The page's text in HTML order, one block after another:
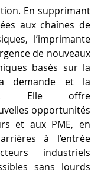
En supprimant
aux chaînes de
l’imprimante
de nouveaux
basés sur la
demande et la
Elle offre
opportunités
et aux PME, en
à l’entrée
industriels
sans lourds